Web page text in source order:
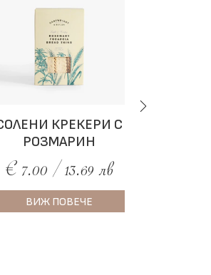
КРЕКЕРИ С
РОЗМАРИН
€ 7.00 / 13.69 лв
ВИЖ ПОВЕЧЕ